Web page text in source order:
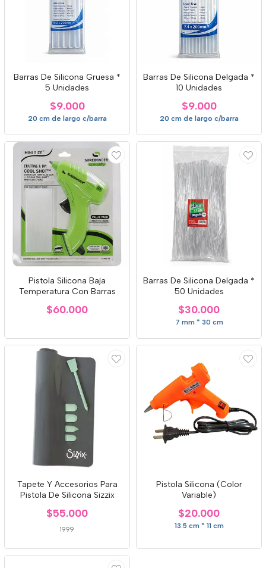
Barras De Silicona Gruesa *
5 Unidades
$9.000
20 cm de largo c/barra
Barras De Silicona Delgada *
10 Unidades
$9.000
20 cm de largo c/barra
Pistola Silicona Baja
Temperatura Con Barras
$60.000
Barras De Silicona Delgada *
50 Unidades
$30.000
7 mm * 30 cm
Tapete Y Accesorios Para
Pistola De Silicona Sizzix
$55.000
1999
Pistola Silicona (Color
Variable)
$20.000
13.5 cm * 11 cm